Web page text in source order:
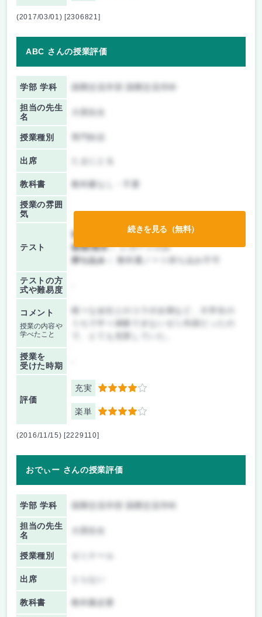
(2017/03/01) [2306821]
ABC さんの授業評価
学部 学科
担当の先生
名
授業種別
出席
教科書 教科書なし・不要
授業の雰囲
気
テスト
前期/中間：
レポートのみ
後期/期末：レポートのみ
持ち込み：
教科書ノート持ち込み不可
テストの方
式や難易度
コメント
授業の内容や
学べたこと
うちで中々体験できないゼミ内容だったの
授業を
受けた時期
評価
充実 4
楽単 4
続きを見る（無料）
(2016/11/15) [2229110]
おでぃー さんの授業評価
学部 学科
担当の先生
名
授業種別
出席
教科書 教科書必要